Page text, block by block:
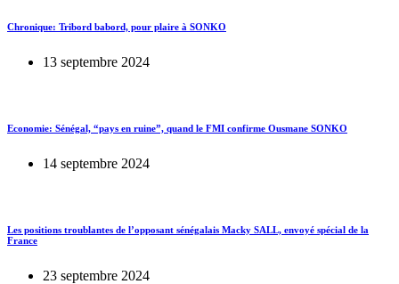
Chronique: Tribord babord, pour plaire à SONKO
13 septembre 2024
Economie: Sénégal, “pays en ruine”, quand le FMI confirme Ousmane SONKO
14 septembre 2024
Les positions troublantes de l’opposant sénégalais Macky SALL, envoyé spécial de la
France
23 septembre 2024